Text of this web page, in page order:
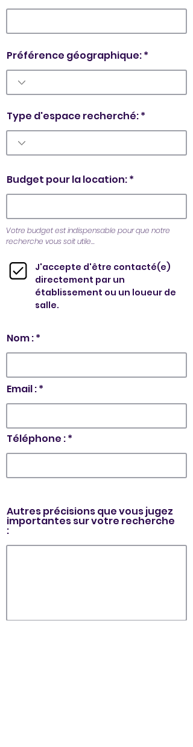
Préférence géographique:
Type d'espace recherché:
Budget pour la location:
Votre budget est indispensable pour que notre
recherche vous soit utile...
J'accepte d'être contacté(e)
directement par un
établissement ou un loueur de
salle.
Nom :
Email :
Téléphone :
Autres précisions que vous jugez
importantes sur votre recherche
: